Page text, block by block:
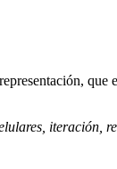
que
iteración,